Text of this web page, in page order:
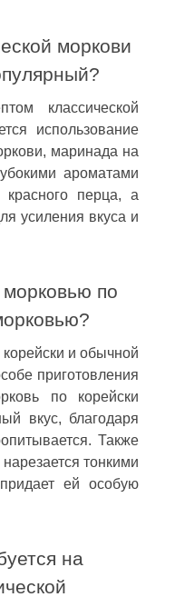
моркови
классической
использование
маринада на
ароматами
перца, а
усиления вкуса и
по
и обычной
приготовления
по корейски
вкус, благодаря
Также
тонкими
ей особую
на